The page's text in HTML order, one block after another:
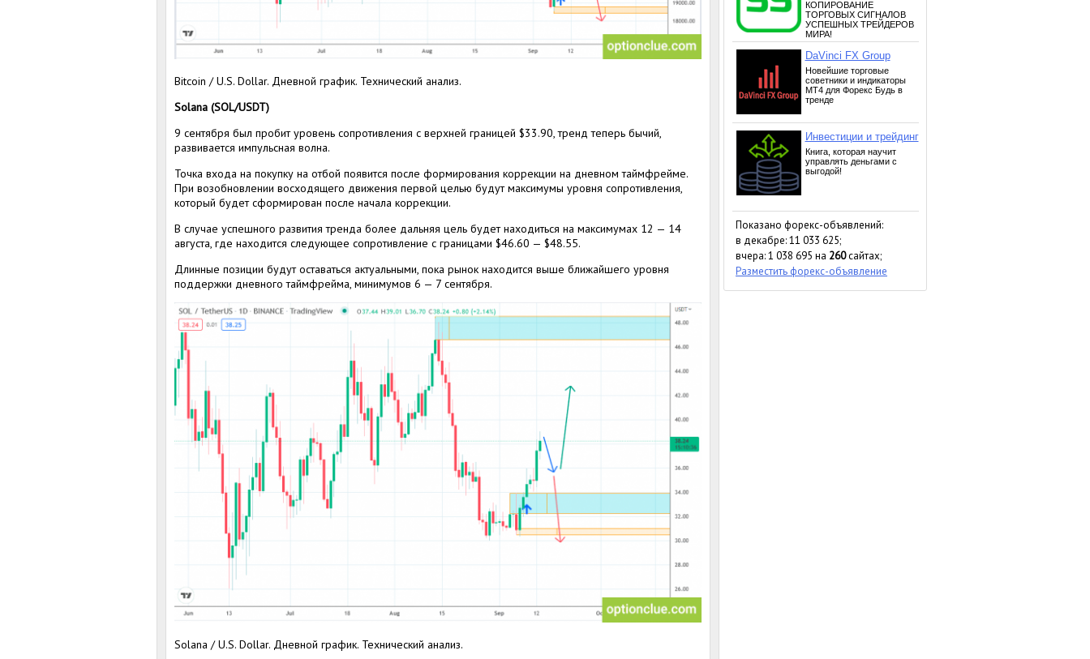
Bitcoin / U.S. Dollar. Дневной график. Технический анализ.
Solana (SOL/USDT)
9 сентября был пробит уровень сопротивления с верхней границей $33.90, тренд теперь бычий,
развивается импульсная волна.
Точка входа на покупку на отбой появится после формирования коррекции на дневном таймфрейме.
При возобновлении восходящего движения первой целью будут максимумы уровня сопротивления,
который будет сформирован после начала коррекции.
В случае успешного развития тренда более дальняя цель будет находиться на максимумах 12 — 14
августа, где находится следующее сопротивление с границами $46.60 — $48.55.
Длинные позиции будут оставаться актуальными, пока рынок находится выше ближайшего уровня
поддержки дневного таймфрейма, минимумов 6 — 7 сентября.
Solana / U.S. Dollar. Дневной график. Технический анализ.
Показано форекс-объявлений:
в декабре: 11 033 625;
вчера: 1 038 695 на 260сайтах;
Разместить форекс-объявление